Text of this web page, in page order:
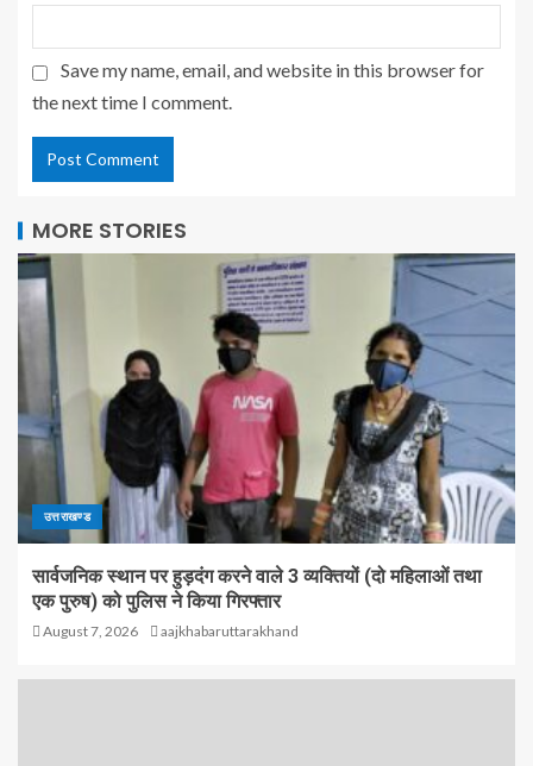
Save my name, email, and website in this browser for
the next time I comment.
MORE STORIES
उत्तराखण्ड
सार्वजनिक स्थान पर हुड़दंग करने वाले 3 व्यक्तियों (दो महिलाओं तथा
एक पुरुष) को पुलिस ने किया गिरफ्तार
August 7, 2026 aajkhabaruttarakhand